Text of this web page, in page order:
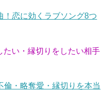
！恋に効くラブソング8つ
い・縁切りをしたい相手
倫・略奪愛・縁切りを本当